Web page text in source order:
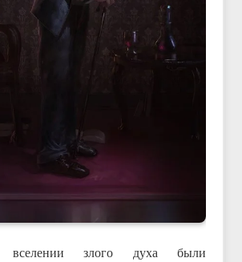
вселении злого духа были